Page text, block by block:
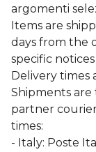
argomenti
Items are
days from the
specific
Delivery times
Shipments
partner
times:
- Italy: Poste